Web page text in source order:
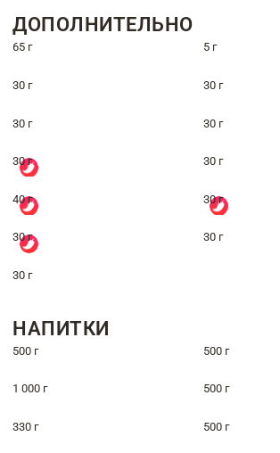
ДОПОЛНИТЕЛЬНО
65 г 5 г
30 г 30 г
30 г 30 г
30 г 30 г
40 г 30 г
30 г 30 г
30 г
НАПИТКИ
500 г 500 г
1 000 г 500 г
330 г 500 г